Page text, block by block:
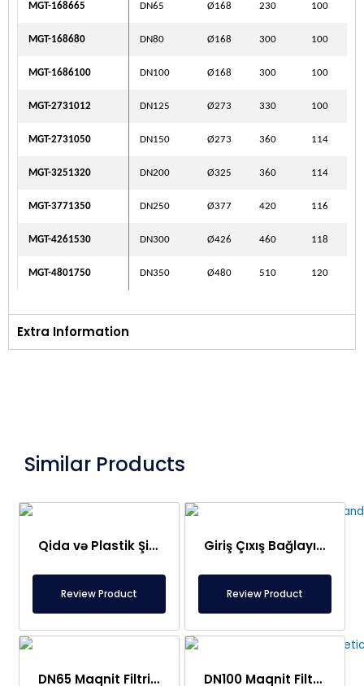
MGT-168665 DN65 Ø168 230 100
MGT-168680 DN80 Ø168 300 100
MGT-1686100 DN100 Ø168 300 100
MGT-2731012 DN125 Ø273 330 100
MGT-2731050 DN150 Ø273 360 114
MGT-3251320 DN200 Ø325 360 114
MGT-3771350 DN250 Ø377 420 116
MGT-4261530 DN300 Ø426 460 118
MGT-4801750 DN350 Ø480 510 120
Extra Information
Similar Products
Qida və Plastik Şirkətləri üçün Maqnit Filtri
Review Product
Giriş Çıxış Bağlayıcısı Olan DN50 Maqnit Süzgəc
Review Product
DN65 Maqnit Filtri – Flanşlı DN100 Maqnit Filter, Tam Paslanmayan